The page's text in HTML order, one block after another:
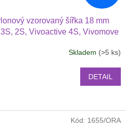
vzorovaný šířka 18 mm
2S, Vivoactive 4S, Vivomove
Skladem (>5 ks)
DETAIL
Kód: 1655/ORA